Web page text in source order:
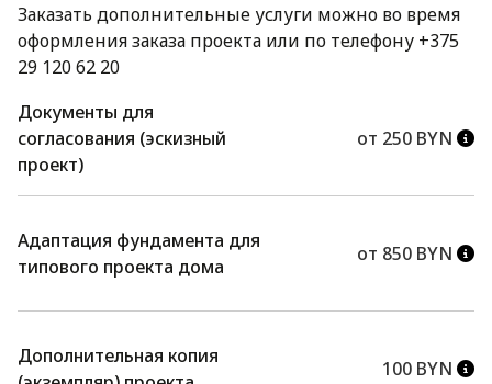
Заказать дополнительные услуги можно во время
оформления заказа проекта или по телефону +375
29 120 62 20
Документы для
согласования (эскизный
проект)
от 250 BYN
Адаптация фундамента для
типового проекта дома
от 850 BYN
Дополнительная копия
100 BYN